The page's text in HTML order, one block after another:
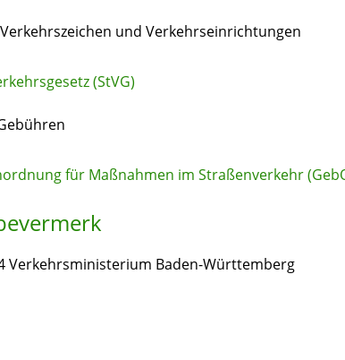
Verkehrszeichen und Verkehrseinrichtungen
(StVG)
für Maßnahmen im Straßenverkehr
Verkehrsministerium Baden-Württemberg